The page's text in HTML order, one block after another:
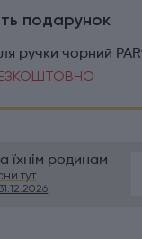
подарунок
ручки чорний
їхнім родинам
тут